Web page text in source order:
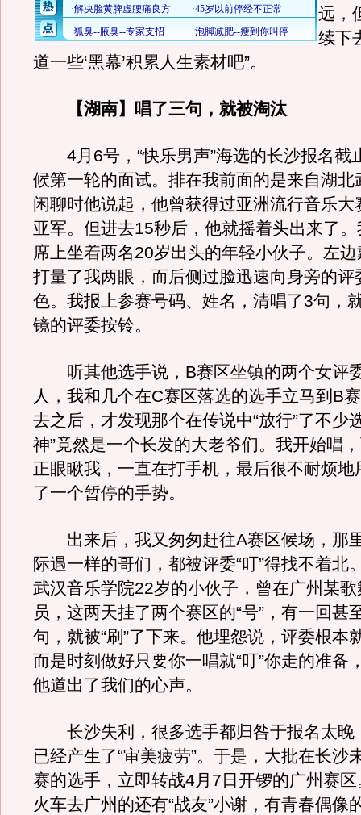
远，
续下
道一些‘黑幕’积累人生素材吧”。
【湖南】唱了三句，就被淘汰
4月6号，“快乐男声”海选的长沙报名截
候第一轮的面试。排在我前面的是来自湖北
闲聊时他说起，他曾获得过亚洲流行音乐大
亚军。但进去15秒后，他就摇着头出来了
席上坐着两名20岁出头的年轻小伙子。左
打量了我两眼，而后侧过脸迅速向身旁的评
色。我报上参赛号码、姓名，清唱了3句，
镜的评委按铃。
听其他选手说，B赛区坐镇的两个女评委
人，我和几个在C赛区落选的选手立马到B
去之后，才发现那个在传说中“放行”了不少
神”竟然是一个长发的大老爷们。我开始唱
正眼瞅我，一直在打手机，最后很不耐烦地
了一个暂停的手势。
出来后，我又匆匆赶往A赛区候场，那
际遇一样的哥们，都被评委“叮”得找不着北
武汉音乐学院22岁的小伙子，曾在广州某
员，这两天挂了两个赛区的“号”，有一回甚
句，就被“刷”了下来。他埋怨说，评委根本
而是时刻做好只要你一唱就“叮”你走的准备
他道出了我们的心声。
长沙失利，很多选手都归咎于报名太晚
已经产生了“审美疲劳”。于是，大批在长沙
赛的选手，立即转战4月7日开锣的广州赛
火车去广州的还有“战友”小谢，有青春偶像